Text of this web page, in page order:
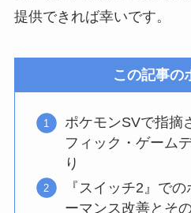
提供できれば幸いです。
この記事の
ポケモンSVで指摘
フィック・ゲーム
り
『スイッチ2』で
ーマンス改善とそ